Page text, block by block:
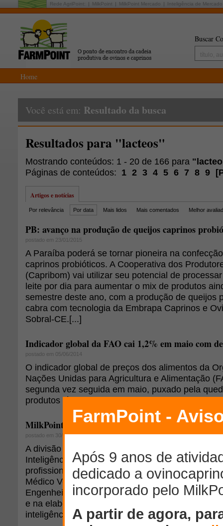
Rede AgriPoint: MilkPoint MilkPoint Mercado Inteligência de Mercado
Buscar
Home
Você está em: Resultado da busca
Resultados para "lacteos"
Mostrando conteúdos: 1 - 20 de 166 para
Páginas de conteúdos: 1 2 3 4 5 6 7 8 9 [
Artigos e notícias
Por relevância Por data Mais lidos Mais comentados Melhor
PB: avanço na produção de queijos caprinos
postado em 23/01/2015
A Paraíba poderá se tornar pioneira na
caprinos probióticos. A Cooperativa dos
(Capribom) vai utilizar seu potencial de
leite por dia para aumentar o mix de produtos
semestre deste ano, com a produção de queijos
cabra com tecnologia da Embrapa Caprinos e
Sobral-CE.[...]
Indicador global da FAO cai 1,2% em maio com
postado em 05/06/2014
O indicador global de preços dos alimentos da
Nações Unidas para Agricultura e Alimentação
segunda vez seguida em maio, puxado pela
produtos lácteos [...]
MilkPoint Inteligência abre vaga para atuação na
postado em 30/04/2014
A divisão de Inteligência de Mercado do
Inteligência, está reforçando sua equipe com a
profissional (Economista, Engenheiro Agrônomo,
Médico Veterinário, Zootecnista, Engenheiro de
Engenheiro de Produção) para atuar na análise
e na elaboração de serviços para o público
inteligência de mercado e áreas afins.